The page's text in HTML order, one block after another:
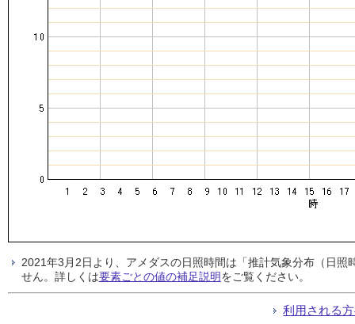
2021年3月2日より、アメダスの日照時間は「推計気象分布（日
せん。詳しくは要素ごとの値の補足説明をご覧ください。
利用される